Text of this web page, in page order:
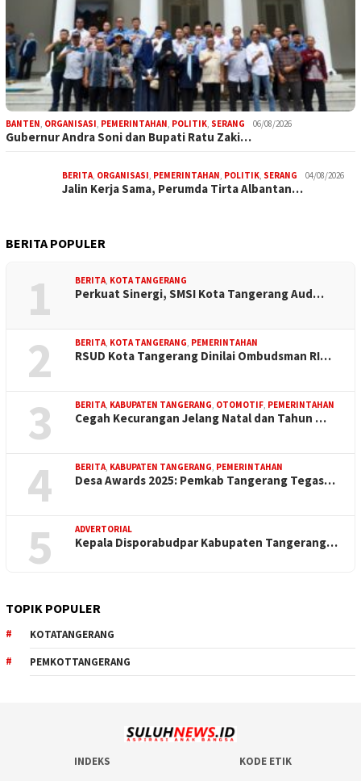
BANTEN, ORGANISASI, PEMERINTAHAN, POLITIK, SERANG 06/08/2026
Gubernur Andra Soni dan Bupati Ratu Zaki…
BERITA, ORGANISASI, PEMERINTAHAN, POLITIK, SERANG 04/08/2026
Jalin Kerja Sama, Perumda Tirta Albantan…
BERITA POPULER
1 BERITA, KOTA TANGERANG
Perkuat Sinergi, SMSI Kota Tangerang Aud…
2 BERITA, KOTA TANGERANG, PEMERINTAHAN
RSUD Kota Tangerang Dinilai Ombudsman RI…
3 BERITA, KABUPATEN TANGERANG, OTOMOTIF, PEMERINTAHAN
Cegah Kecurangan Jelang Natal dan Tahun …
4 BERITA, KABUPATEN TANGERANG, PEMERINTAHAN
Desa Awards 2025: Pemkab Tangerang Tegas…
5 ADVERTORIAL
Kepala Disporabudpar Kabupaten Tangerang…
TOPIK POPULER
KOTATANGERANG
PEMKOTTANGERANG
INDEKS
KODE ETIK